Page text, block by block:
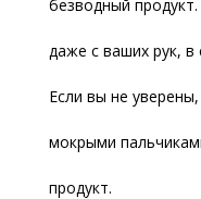
безводный
даже с ваших рук, в
Если вы не
мокрыми
продукт.